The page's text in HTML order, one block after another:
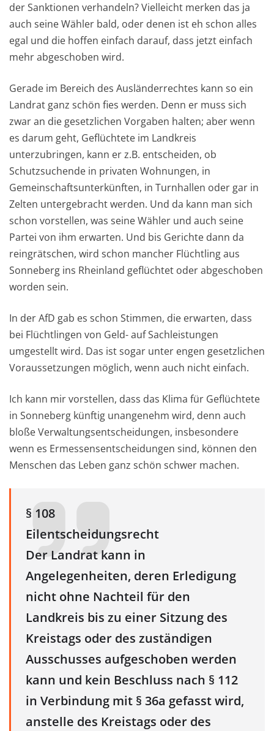
der Sanktionen verhandeln? Vielleicht merken das ja
auch seine Wähler bald, oder denen ist eh schon alles
egal und die hoffen einfach darauf, dass jetzt einfach
mehr abgeschoben wird.
Gerade im Bereich des Ausländerrechtes kann so ein
Landrat ganz schön fies werden. Denn er muss sich
zwar an die gesetzlichen Vorgaben halten; aber wenn
es darum geht, Geflüchtete im Landkreis
unterzubringen, kann er z.B. entscheiden, ob
Schutzsuchende in privaten Wohnungen, in
Gemeinschaftsunterkünften, in Turnhallen oder gar in
Zelten untergebracht werden. Und da kann man sich
schon vorstellen, was seine Wähler und auch seine
Partei von ihm erwarten. Und bis Gerichte dann da
reingrätschen, wird schon mancher Flüchtling aus
Sonneberg ins Rheinland geflüchtet oder abgeschoben
worden sein.
In der AfD gab es schon Stimmen, die erwarten, dass
bei Flüchtlingen von Geld- auf Sachleistungen
umgestellt wird. Das ist sogar unter engen gesetzlichen
Voraussetzungen möglich, wenn auch nicht einfach.
Ich kann mir vorstellen, dass das Klima für Geflüchtete
in Sonneberg künftig unangenehm wird, denn auch
bloße Verwaltungsentscheidungen, insbesondere
wenn es Ermessensentscheidungen sind, können den
Menschen das Leben ganz schön schwer machen.
§ 108
Eilentscheidungsrecht
Der Landrat kann in
Angelegenheiten, deren Erledigung
nicht ohne Nachteil für den
Landkreis bis zu einer Sitzung des
Kreistags oder des zuständigen
Ausschusses aufgeschoben werden
kann und kein Beschluss nach § 112
in Verbindung mit § 36a gefasst wird,
anstelle des Kreistags oder des